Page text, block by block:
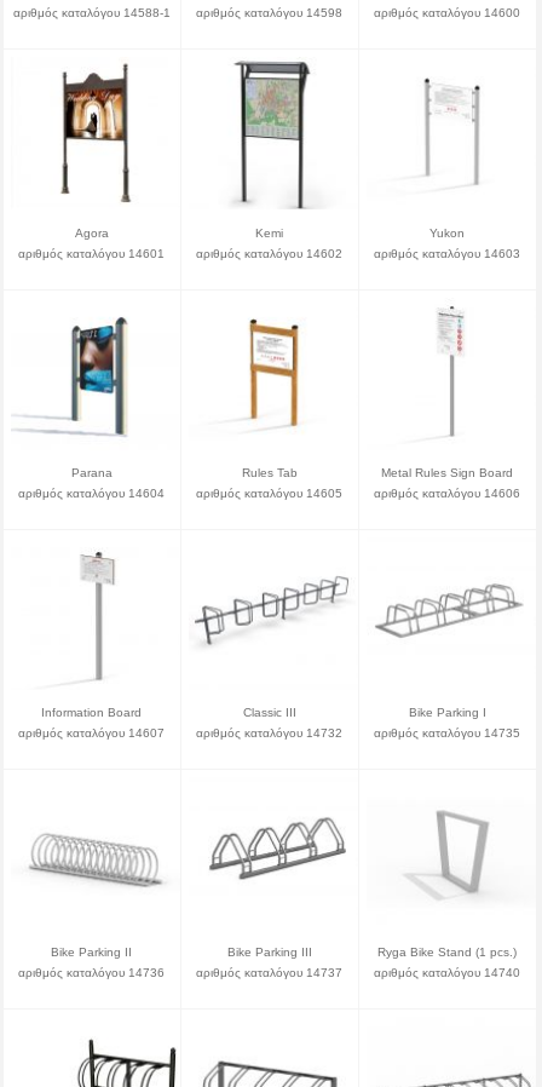
αριθμός καταλόγου 14588-1 αριθμός καταλόγου 14598 αριθμός καταλόγου 14600
Agora
αριθμός καταλόγου 14601
Kemi
αριθμός καταλόγου 14602
Yukon
αριθμός καταλόγου 14603
Parana
αριθμός καταλόγου 14604
Rules Tab
αριθμός καταλόγου 14605
Metal Rules Sign Board
αριθμός καταλόγου 14606
Information Board
αριθμός καταλόγου 14607
Classic III
αριθμός καταλόγου 14732
Bike Parking I
αριθμός καταλόγου 14735
Bike Parking II
αριθμός καταλόγου 14736
Bike Parking III
αριθμός καταλόγου 14737
Ryga Bike Stand (1 pcs.)
αριθμός καταλόγου 14740